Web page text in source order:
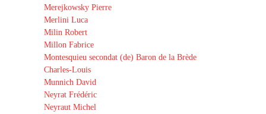
Merejkowsky Pierre
Merlini Luca
Milin Robert
Millon Fabrice
Montesquieu secondat (de) Baron de la Brède
Charles-Louis
Munnich David
Neyrat Frédéric
Neyraut Michel